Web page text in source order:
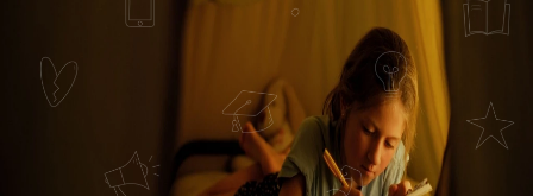
FILM: ZOMER
ZONDER JOU